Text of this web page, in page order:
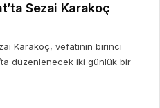
Sezai Karakoç
Karakoç, vefatının birinci
düzenlenecek iki günlük bir